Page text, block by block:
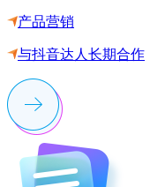
产品营销
与抖音达人长期合作